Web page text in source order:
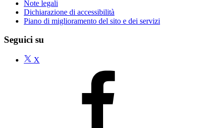
Note legali
Dichiarazione di accessibilità
Piano di miglioramento del sito e dei servizi
Seguici su
X